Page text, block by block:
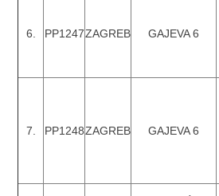
6. PP1247ZAGREB GAJEVA 6
7. PP1248ZAGREB GAJEVA 6